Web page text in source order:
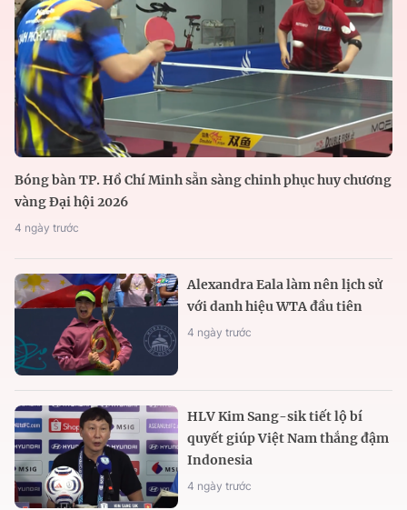
Bóng bàn TP. Hồ Chí Minh sẵn sàng chinh phục huy chương
vàng Đại hội 2026
4 ngày trước
Alexandra Eala làm nên lịch sử
với danh hiệu WTA đầu tiên
4 ngày trước
HLV Kim Sang-sik tiết lộ bí
quyết giúp Việt Nam thắng đậm
Indonesia
4 ngày trước